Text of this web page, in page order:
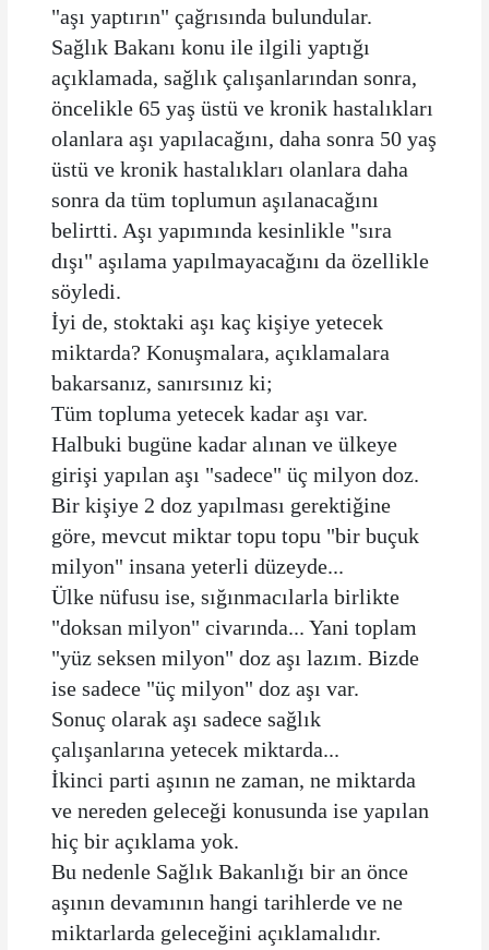
"aşı yaptırın" çağrısında bulundular.
Sağlık Bakanı konu ile ilgili yaptığı
açıklamada, sağlık çalışanlarından sonra,
öncelikle 65 yaş üstü ve kronik hastalıkları
olanlara aşı yapılacağını, daha sonra 50 yaş
üstü ve kronik hastalıkları olanlara daha
sonra da tüm toplumun aşılanacağını
belirtti. Aşı yapımında kesinlikle "sıra
dışı" aşılama yapılmayacağını da özellikle
söyledi.
İyi de, stoktaki aşı kaç kişiye yetecek
miktarda? Konuşmalara, açıklamalara
bakarsanız, sanırsınız ki;
Tüm topluma yetecek kadar aşı var.
Halbuki bugüne kadar alınan ve ülkeye
girişi yapılan aşı "sadece" üç milyon doz.
Bir kişiye 2 doz yapılması gerektiğine
göre, mevcut miktar topu topu "bir buçuk
milyon" insana yeterli düzeyde...
Ülke nüfusu ise, sığınmacılarla birlikte
"doksan milyon" civarında... Yani toplam
"yüz seksen milyon" doz aşı lazım. Bizde
ise sadece "üç milyon" doz aşı var.
Sonuç olarak aşı sadece sağlık
çalışanlarına yetecek miktarda...
İkinci parti aşının ne zaman, ne miktarda
ve nereden geleceği konusunda ise yapılan
hiç bir açıklama yok.
Bu nedenle Sağlık Bakanlığı bir an önce
aşının devamının hangi tarihlerde ve ne
miktarlarda geleceğini açıklamalıdır.